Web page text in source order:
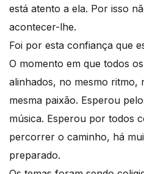
está atento a ela. Por isso
acontecer-lhe.
Foi por esta confiança que
O momento em que todos
alinhados, no mesmo ritmo,
mesma paixão. Esperou
música. Esperou por todos
percorrer o caminho, há
preparado.